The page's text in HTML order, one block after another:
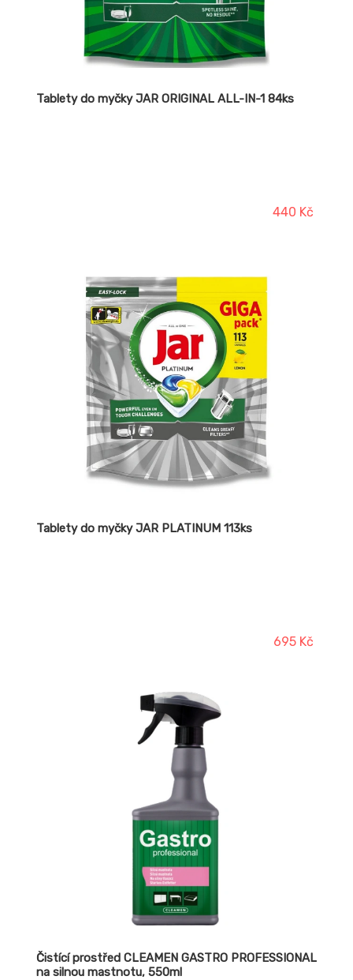
Tablety do myčky JAR ORIGINAL ALL-IN-1 84ks
440 Kč
Tablety do myčky JAR PLATINUM 113ks
695 Kč
Čistící prostřed CLEAMEN GASTRO PROFESSIONAL
na silnou mastnotu, 550ml